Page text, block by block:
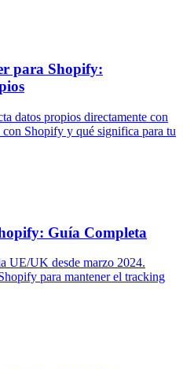
para Shopify:
datos propios directamente con
Shopify y qué significa para tu
Guía Completa
UE/UK desde marzo 2024.
para mantener el tracking